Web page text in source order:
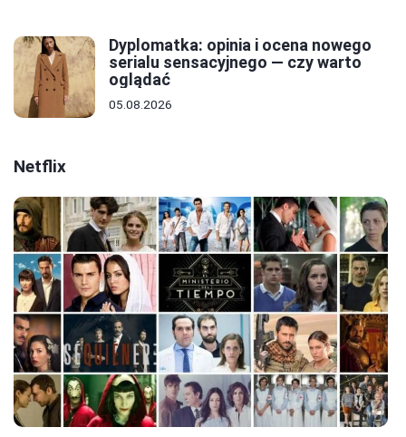
Dyplomatka: opinia i ocena nowego
serialu sensacyjnego — czy warto
oglądać
05.08.2026
Netflix